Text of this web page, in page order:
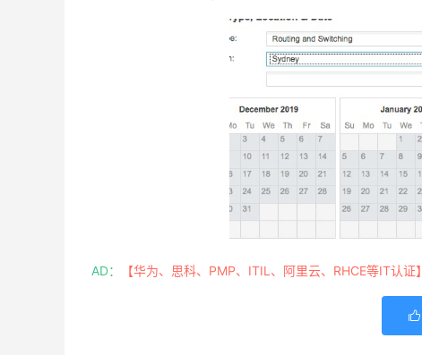
AD： 【华为、思科、PMP、ITIL、阿里云、RHCE等IT认证】
